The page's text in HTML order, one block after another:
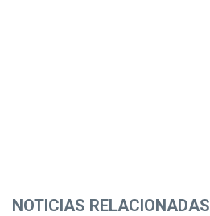
NOTICIAS RELACIONADAS